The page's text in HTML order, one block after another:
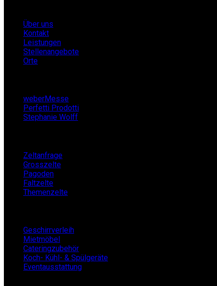
Über uns
Kontakt
Leistungen
Stellenangebote
Orte
weberMesse
Perfetti Prodotti
Stephanie Wolff
Zeltanfrage
Grosszelte
Pagoden
Faltzelte
Themenzelte
Geschirrverleih
Mietmöbel
Cateringzubehör
Koch- Kühl- & Spülgeräte
Eventausstattung